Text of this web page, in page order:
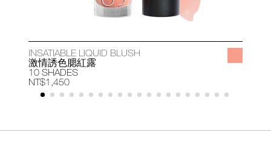
INSATIABLE LIQUID BLUSH
激情誘色腮紅露
10 SHADES
NT$1,450